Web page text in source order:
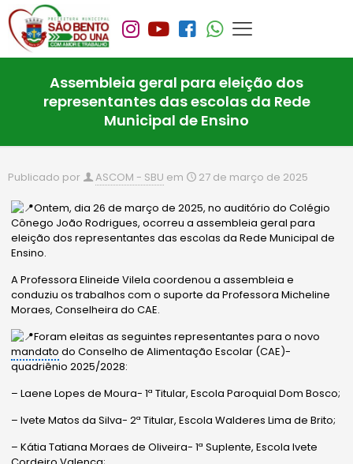
Assembleia geral para eleição dos
representantes das escolas da Rede
Municipal de Ensino
Publicado por ASCOM - SBU em 27 de março de 2025
Ontem, dia 26 de março de 2025, no auditório do Colégio
Cônego João Rodrigues, ocorreu a assembleia geral para
eleição dos representantes das escolas da RedeMunicipal de
Ensino.
A Professora Elineide Vilela coordenou a assembleia e
conduziu os trabalhos com o suporte da Professora Micheline
Moraes, Conselheira do CAE.
Foram eleitas as seguintes representantes para o novo
mandato do Conselho de Alimentação Escolar (CAE)-
quadriênio 2025/2028:
– Laene Lopes de Moura- 1ª Titular, Escola Paroquial Dom Bosco;
– Ivete Matos da Silva- 2ª Titular, Escola Walderes Lima de Brito;
– Kátia Tatiana Moraes de Oliveira- 1ª Suplente, Escola Ivete